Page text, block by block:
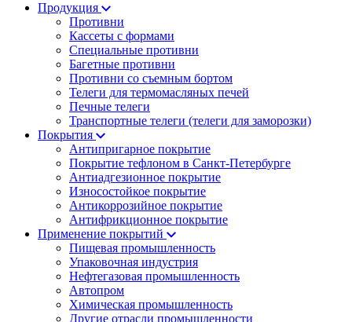
Продукция
Противни
Кассеты с формами
Специальные противни
Багетные противни
Противни со съемным бортом
Телеги для термомасляных печей
Печные телеги
Транспортные телеги (телеги для заморозки)
Покрытия
Антипригарное покрытие
Покрытие тефлоном в Санкт-Петербурге
Антиадгезионное покрытие
Износостойкое покрытие
Антикоррозийное покрытие
Антифрикционное покрытие
Применение покрытий
Пищевая промышленность
Упаковочная индустрия
Нефтегазовая промышленность
Автопром
Химическая промышленность
Другие отрасли промышленности